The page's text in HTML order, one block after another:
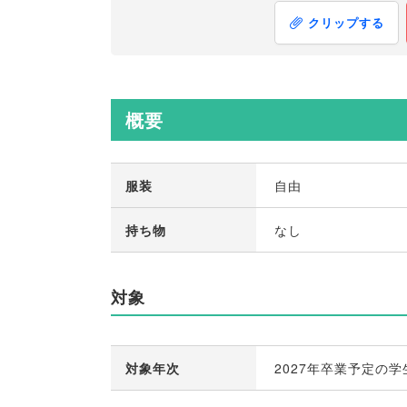
クリップする
概要
服装 自由
持ち物 なし
対象
対象年次 2027年卒業予定の学